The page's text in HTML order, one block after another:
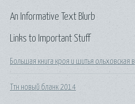
Links to Important Stuff
Большая книга кроя и шитья ольховская в
Ттн новый бланк 2014
An Informative Text Blurb